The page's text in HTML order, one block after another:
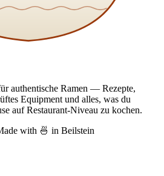
authentische Ramen — Rezepte,
Equipment und alles, was du
auf Restaurant-Niveau zu kochen.
with 🍜 in Beilstein